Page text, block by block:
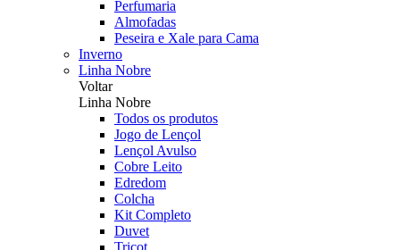
Perfumaria
Almofadas
Peseira e Xale para Cama
Inverno
Linha Nobre
Voltar
Linha Nobre
Todos os produtos
Jogo de Lençol
Lençol Avulso
Cobre Leito
Edredom
Colcha
Kit Completo
Duvet
Tricot